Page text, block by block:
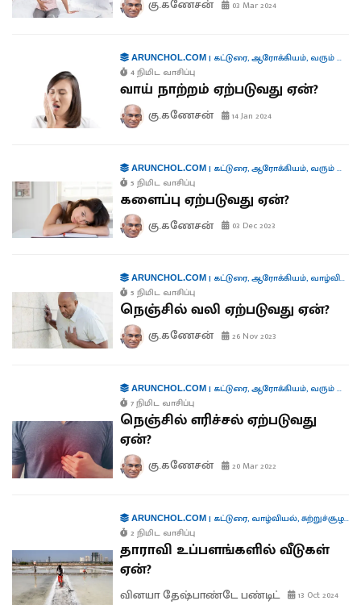
கு.கணேசன் 03 Mar 2024
ARUNCHOL.COM| கட்டுரை,ஆரோக்கியம், வரும் முன் காக்க
4 நிமிட வாசிப்பு
வாய் நாற்றம் ஏற்படுவது ஏன்?
கு.கணேசன் 14 Jan 2024
ARUNCHOL.COM| கட்டுரை,ஆரோக்கியம், வரும் முன் காக்க
5 நிமிட வாசிப்பு
களைப்பு ஏற்படுவது ஏன்?
கு.கணேசன் 03 Dec 2023
ARUNCHOL.COM| கட்டுரை,ஆரோக்கியம், வாழ்வியல்
5 நிமிட வாசிப்பு
நெஞ்சில் வலி ஏற்படுவது ஏன்?
கு.கணேசன் 26 Nov 2023
ARUNCHOL.COM| கட்டுரை,ஆரோக்கியம், வரும் முன் காக்க
7 நிமிட வாசிப்பு
நெஞ்சில் எரிச்சல் ஏற்படுவது
ஏன்?
கு.கணேசன் 20 Mar 2022
ARUNCHOL.COM| கட்டுரை, வாழ்வியல்,சுற்றுச்சூழல்
2 நிமிட வாசிப்பு
தாராவி உப்பளங்களில் வீடுகள்
ஏன்?
வினயா தேஷ்பாண்டே பண்டிட் 13 Oct 2024